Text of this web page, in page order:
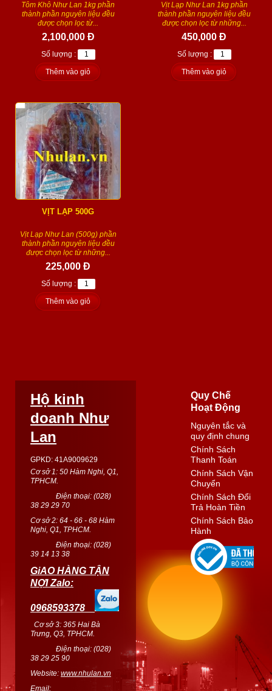
Tôm Khô Như Lan 1kg phần
thành phần nguyên liệu đều
được chọn lọc từ...
2,100,000 Đ
Số lượng :
Thêm vào giỏ
Vịt Lạp Như Lan 1kg phần
thành phần nguyên liệu đều
được chọn lọc từ những...
450,000 Đ
Số lượng :
Thêm vào giỏ
VỊT LẠP 500G
Vịt Lạp Như Lan (500g) phần
thành phần nguyên liệu đều
được chọn lọc từ những...
225,000 Đ
Số lượng :
Thêm vào giỏ
Hộ kinh
doanh Như
Lan
GPKD: 41A9009629
Cơ sở 1: 50 Hàm Nghi, Q1,
TPHCM.
Điện thoại: (028)
38 29 29 70
Cơ sở 2: 64 - 66 - 68 Hàm
Nghi, Q1, TPHCM.
Điện thoại: (028)
39 14 13 38
GiAO HÀNG TẬN
NỢI Zalo:
0968593378
Cơ sở 3: 365 Hai Bà
Trưng, Q3, TPHCM.
Điện thoại: (028)
38 29 25 90
Website: www.nhulan.vn
Email:
Quy Chế
Hoạt Động
Nguyên tắc và
quy định chung
Chính Sách
Thanh Toán
Chính Sách Vận
Chuyển
Chính Sách Đổi
Trả Hoàn Tiền
Chính Sách Bảo
Hành